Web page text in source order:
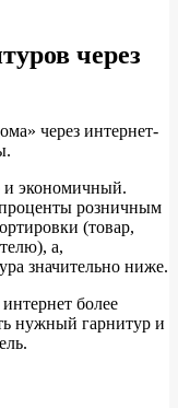
через
через интернет-
и экономичный.
розничным
(товар,
а,
значительно ниже.
более
нужный гарнитур и